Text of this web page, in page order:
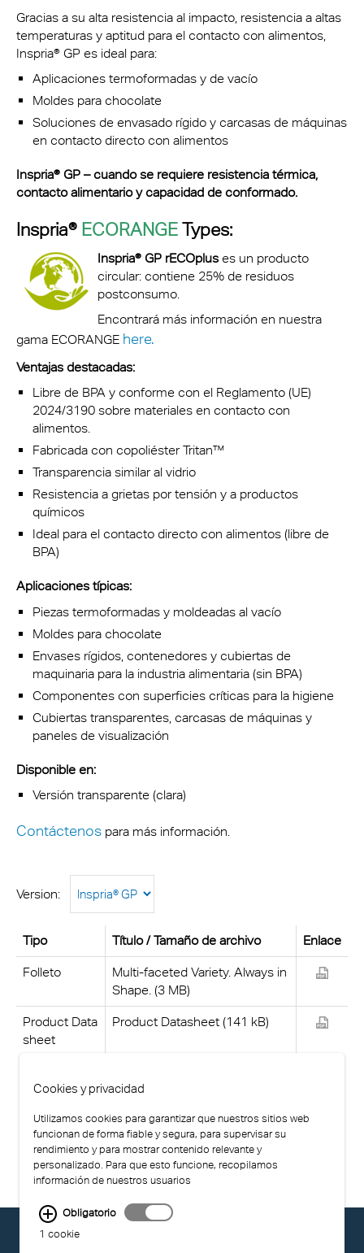
Gracias a su alta resistencia al impacto, resistencia a altas
temperaturas y aptitud para el contacto con alimentos,
Inspria® GP es ideal para:
Aplicaciones termoformadas y de vacío
Moldes para chocolate
Soluciones de envasado rígido y carcasas de máquinas
en contacto directo con alimentos
Inspria® GP – cuando se requiere resistencia térmica,
contacto alimentario y capacidad de conformado.
Inspria® ECORANGETypes:
Inspria® GP rECOplus es un producto
circular: contiene 25% de residuos
postconsumo.
Encontrará más información en nuestra
gama ECORANGE here.
Ventajas destacadas:
Libre de BPA y conforme con el Reglamento (UE)
2024/3190 sobre materiales en contacto con
alimentos.
Fabricada con copoliéster Tritan™
Transparencia similar al vidrio
Resistencia a grietas por tensión y a productos
químicos
Ideal para el contacto directo con alimentos (libre de
BPA)
Aplicaciones típicas:
Piezas termoformadas y moldeadas al vacío
Moldes para chocolate
Envases rígidos, contenedores y cubiertas de
maquinaria para la industria alimentaria (sin BPA)
Componentes con superficies críticas para la higiene
Cubiertas transparentes, carcasas de máquinas y
paneles de visualización
Disponible en:
Versión transparente (clara)
Contáctenos para más información.
Version:
Tipo Título / Tamaño de archivo Enlace
Folleto
Multi-faceted Variety. Always in
Shape. (3 MB)
Product Data
sheet
Product Datasheet (141 kB)
© EXOLON GROUP
Cookies y privacidad
Utilizamos cookies para garantizar que nuestros sitios web
funcionan de forma fiable y segura, para supervisar su
rendimiento y para mostrar contenido relevante y
personalizado. Para que esto funcione, recopilamos
información de nuestros usuarios
Obligatorio
1 cookie